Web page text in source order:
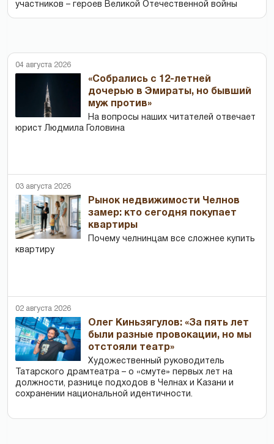
участников – героев Великой Отечественной войны
04 августа 2026
«Собрались с 12-летней
дочерью в Эмираты, но бывший
муж против»
На вопросы наших читателей отвечает
юрист Людмила Головина
03 августа 2026
Рынок недвижимости Челнов
замер: кто сегодня покупает
квартиры
Почему челнинцам все сложнее купить
квартиру
02 августа 2026
Олег Киньзягулов: «За пять лет
были разные провокации, но мы
отстояли театр»
Художественный руководитель
Татарского драмтеатра – о «смуте» первых лет на
должности, разнице подходов в Челнах и Казани и
сохранении национальной идентичности.